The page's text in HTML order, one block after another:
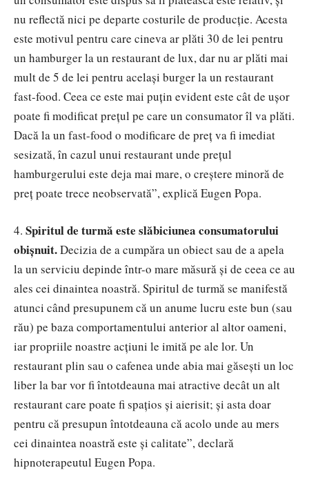
nu reflectă nici pe departe costurile de producție. Acesta
este motivul pentru care cineva ar plăti 30 de lei pentru
un hamburger la un restaurant de lux, dar nu ar plăti mai
mult de 5 de lei pentru același burger la un restaurant
fast-food. Ceea ce este mai puțin evident este cât de ușor
poate fi modificat prețul pe care un consumator îl va plăti.
Dacă la un fast-food o modificare de preț va fi imediat
sesizată, în cazul unui restaurant unde prețul
hamburgerului este deja mai mare, o creștere minoră de
preț poate trece neobservată”, explică Eugen Popa.
4. Spiritul de turmă este slăbiciunea consumatorului
obișnuit.Decizia de a cumpăra un obiect sau de a apela
la un serviciu depinde într-o mare măsură și de ceea ce au
ales cei dinaintea noastră. Spiritul de turmă se manifestă
atunci când presupunem că un anume lucru este bun (sau
rău) pe baza comportamentului anterior al altor oameni,
iar propriile noastre acțiuni le imită pe ale lor. Un
restaurant plin sau o cafenea unde abia mai găsești un loc
liber la bar vor fi întotdeauna mai atractive decât un alt
restaurant care poate fi spațios și aierisit; și asta doar
pentru că presupun întotdeauna că acolo unde au mers
cei dinaintea noastră este și calitate”, declară
hipnoterapeutul Eugen Popa.